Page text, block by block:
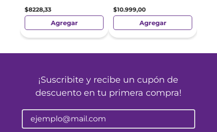
$8228,33
Agregar
$10.999,00
Agregar
¡Suscribite y recibe un cupón de
descuento en tu primera compra!